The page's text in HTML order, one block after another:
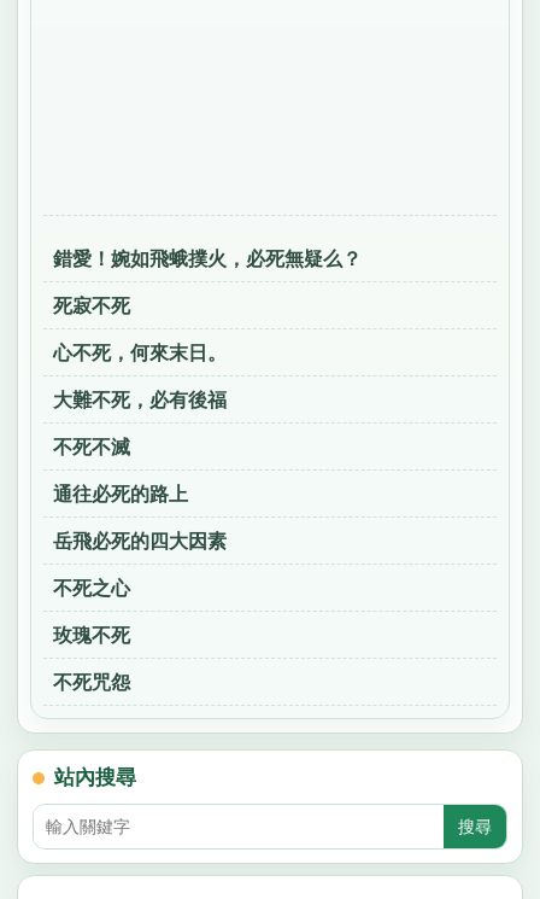
錯愛！婉如飛蛾撲火，必死無疑么？
死寂不死
心不死，何來末日。
大難不死，必有後福
不死不滅
通往必死的路上
岳飛必死的四大因素
不死之心
玫瑰不死
不死咒怨
站內搜尋